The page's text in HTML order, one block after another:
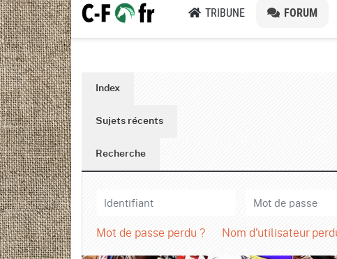
TRIBUNE FORUM
Index
Sujets récents
Recherche
Mot de passe perdu ? Nom d'utilisateur